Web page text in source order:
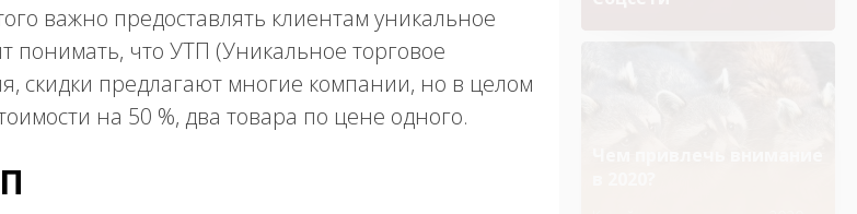
важно предоставлять клиентам уникальное
понимать, что УТП (Уникальное торговое
скидки предлагают многие компании, но в целом
на 50 %, два товара по цене одного.